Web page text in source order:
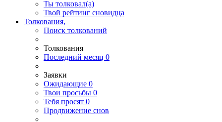
Ты толковал(а)
Твой рейтинг сновидца
Толкования,
Поиск толкований
Толкования
Последний месяц 0
Заявки
Ожидающие 0
Твои просьбы 0
Тебя просят 0
Продвижение снов